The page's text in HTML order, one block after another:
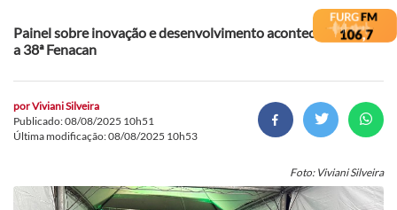
Painel sobre inovação e desenvolvimento aconteceu durante
a 38ª Fenacan
porViviani Silveira
Publicado: 08/08/2025 10h51
Última modificação: 08/08/2025 10h53
Foto: Viviani Silveira